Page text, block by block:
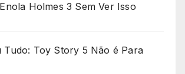
Holmes 3 Sem Ver Isso
Tudo: Toy Story 5 Não é Para